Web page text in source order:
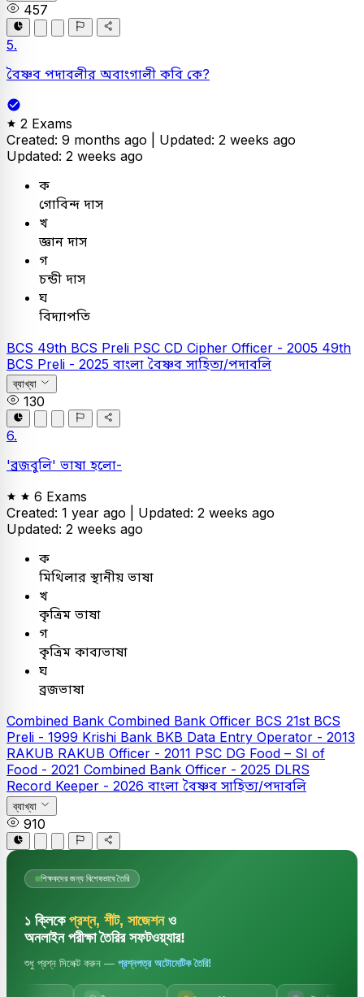
457
5.
বৈষ্ণব পদাবলীর অবাংগালী কবি কে?
2 Exams
Created: 9 months ago | Updated: 2 weeks ago
Updated: 2 weeks ago
ক
গোবিন্দ দাস
খ
জ্ঞান দাস
গ
চন্ডী দাস
ঘ
বিদ্যাপতি
BCS 49th BCS Preli PSC CD Cipher Officer - 2005 49th
BCS Preli - 2025 বাংলাবৈষ্ণব সাহিত্য/পদাবলি
ব্যাখ্যা
130
6.
'ব্রজবুলি' ভাষা হলো-
6 Exams
Created: 1 year ago | Updated: 2 weeks ago
Updated: 2 weeks ago
ক
মিথিলার স্থানীয় ভাষা
খ
কৃত্রিম ভাষা
গ
কৃত্রিম কাব্যভাষা
ঘ
ব্রজভাষা
Combined Bank Combined Bank Officer BCS 21st BCS
Preli - 1999 Krishi Bank BKB Data Entry Operator - 2013
RAKUB RAKUB Officer - 2011 PSC DG Food – SI of
Food - 2021 Combined Bank Officer - 2025 DLRS
Record Keeper - 2026 বাংলা বৈষ্ণব সাহিত্য/পদাবলি
ব্যাখ্যা
910
শিক্ষকদের জন্য বিশেষভাবে তৈরি
১ ক্লিকে প্রশ্ন, শীট, সাজেশনও
অনলাইন পরীক্ষা তৈরির সফটওয়্যার!
শুধু প্রশ্ন সিলেক্ট করুন — প্রশ্নপত্র অটোমেটিক তৈরি!